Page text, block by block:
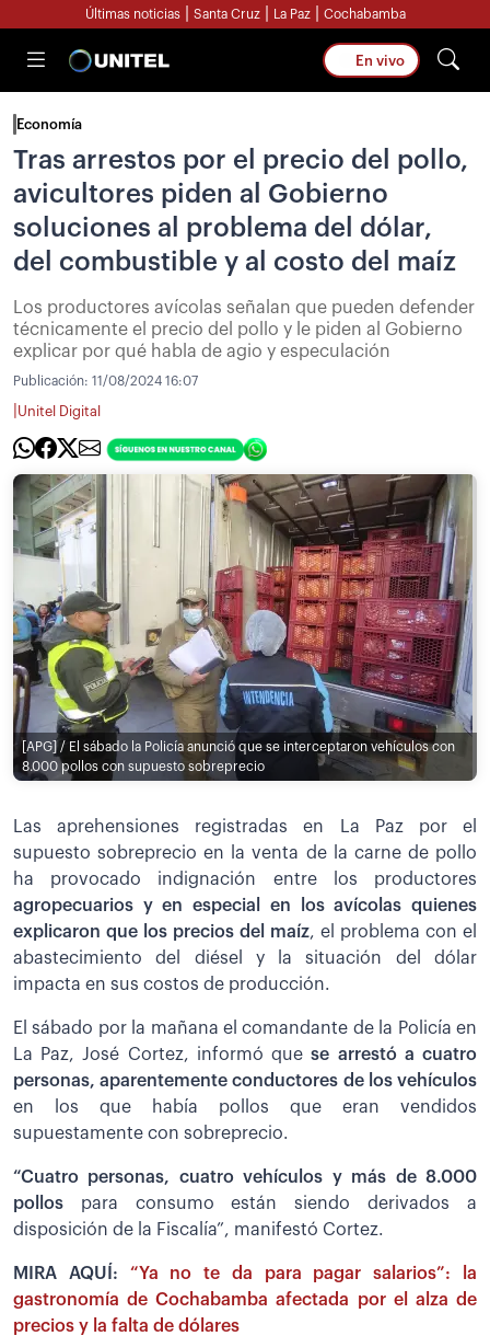
Últimas noticias Santa Cruz La Paz Cochabamba
En vivo
Economía
Tras arrestos por el precio del pollo,
avicultores piden al Gobierno
soluciones al problema del dólar,
del combustible y al costo del maíz
Los productores avícolas señalan que pueden defender
técnicamente el precio del pollo y le piden al Gobierno
explicar por qué habla de agio y especulación
Publicación: 11/08/2024 16:07
Unitel Digital
[APG] / El sábado la Policía anunció que se interceptaron vehículos con
8.000 pollos con supuesto sobreprecio
Las aprehensiones registradas en La Paz por el
supuesto sobreprecio en la venta de la carne de pollo
ha provocado indignación entre los productores
agropecuarios y en especial en los avícolas quienes
explicaron que los precios del maíz, el problema con el
abastecimiento del diésel y la situación del dólar
impacta en sus costos de producción.
El sábado por la mañana el comandante de la Policía en
La Paz, José Cortez, informó quese arrestó a cuatro
personas, aparentemente conductores de los vehículos
en los que había pollos que eran vendidos
supuestamente con sobreprecio.
“Cuatro personas, cuatro vehículos y más de 8.000
pollos para consumo están siendo derivados a
disposición de la Fiscalía”, manifestó Cortez.
MIRA AQUÍ: “Ya no te da para pagar salarios”: la
gastronomía de Cochabamba afectada por el alza de
precios y la falta de dólares